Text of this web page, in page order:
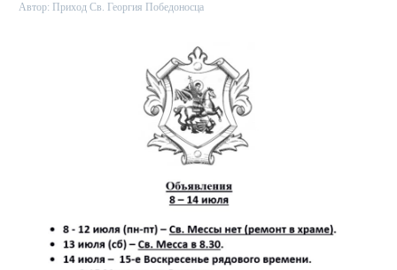
Автор: Приход Св. Георгия Победоносца